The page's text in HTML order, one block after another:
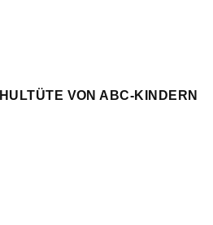
VON ABC-KINDERN